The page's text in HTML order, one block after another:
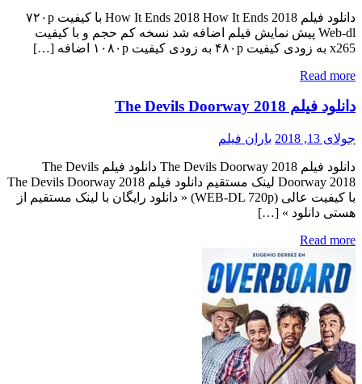
دانلود فیلم How It Ends 2018 How It Ends 2018 با کیفیت ۷۲۰p
Web-dl پیش نمایش فیلم اضافه شد نسخه کم حجم و با کیفیت
x265 به زودی کیفیت ۴۸۰p به زودی کیفیت ۱۰۸۰p اضافه […]
Read more
دانلود فیلم The Devils Doorway 2018
جولای 13, 2018 باران فیلم
دانلود فیلم The Devils Doorway 2018 دانلود فیلم The Devils
Doorway 2018 لینک مستقیم دانلود فیلم The Devils Doorway 2018
با کیفیت عالی (WEB-DL 720p) « دانلود رایگان با لینک مستقیم از
هستی دانلود » […]
Read more